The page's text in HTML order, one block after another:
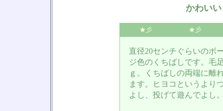
かわい
★彡 ★彡
直径20センチぐらいのボ
ジ色のくちばしです。毛
ｇ。くちばしの両端に離
ます。ヒヨコというより
よし、投げて遊んでよし